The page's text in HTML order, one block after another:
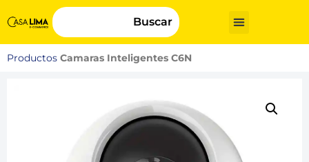
Buscar
Productos Camaras Inteligentes C6N